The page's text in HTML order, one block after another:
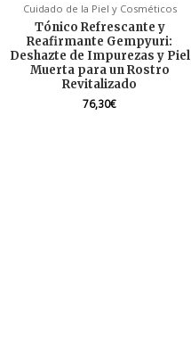
Cuidado de la Piel y Cosméticos
Tónico Refrescante y
Reafirmante Gempyuri:
Deshazte de Impurezas y Piel
Muerta para un Rostro
Revitalizado
76,30€